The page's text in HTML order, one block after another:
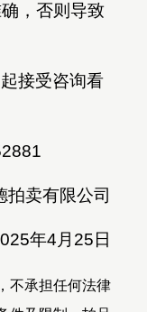
，否则导致
接受咨询看
拍卖有限公司
年4 月 25 日
不承担任何法律